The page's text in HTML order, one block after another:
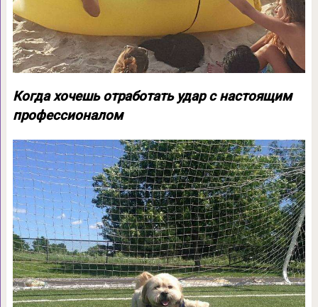
Когда хочешь отработать удар с настоящим
профессионалом